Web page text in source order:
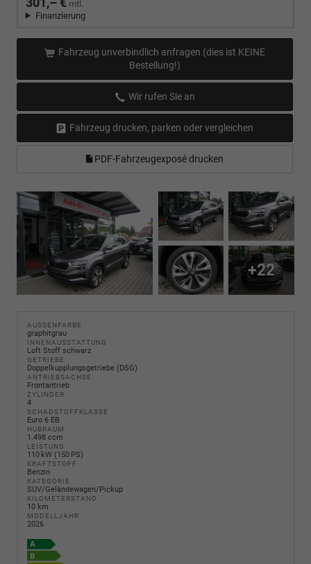
mtl.
Finanzierung
Fahrzeug unverbindlich anfragen (dies ist KEINE
Bestellung!)
Wir rufen Sie an
Fahrzeug drucken, parken oder vergleichen
PDF-Fahrzeugexposé drucken
+22
AUSSENFARBE
graphitgrau
INNENAUSSTATTUNG
Loft Stoff schwarz
GETRIEBE
Doppelkupplungsgetriebe (DSG)
ANTRIEBSACHSE
Frontantrieb
ZYLINDER
4
SCHADSTOFFKLASSE
Euro 6 EB
HUBRAUM
1.498 ccm
LEISTUNG
110 kW (150 PS)
KRAFTSTOFF
Benzin
KATEGORIE
SUV/Geländewagen/Pickup
KILOMETERSTAND
10 km
MODELLJAHR
2026